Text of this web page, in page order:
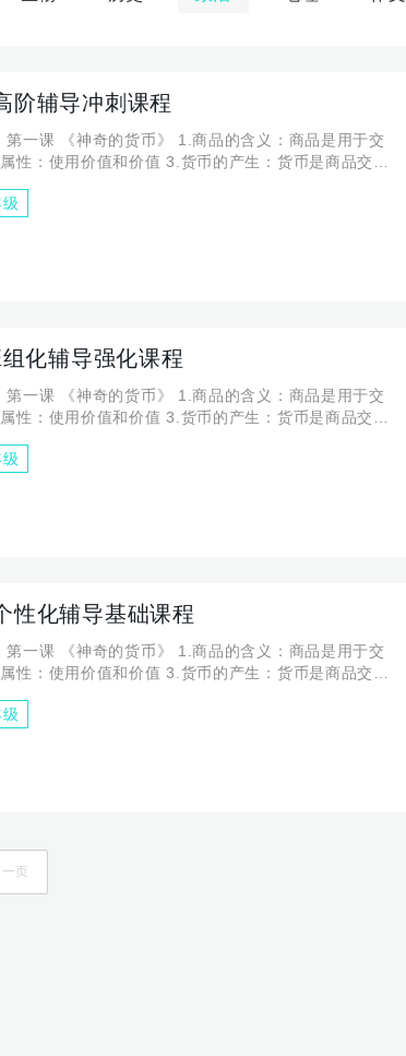
阶辅导冲刺课程
一课 《神奇的货币》 1.商品的含义：商品是用于交
性：使用价值和价值 3.货币的产生：货币是商品交换
化辅导强化课程
一课 《神奇的货币》 1.商品的含义：商品是用于交
性：使用价值和价值 3.货币的产生：货币是商品交换
性化辅导基础课程
一课 《神奇的货币》 1.商品的含义：商品是用于交
性：使用价值和价值 3.货币的产生：货币是商品交换
页